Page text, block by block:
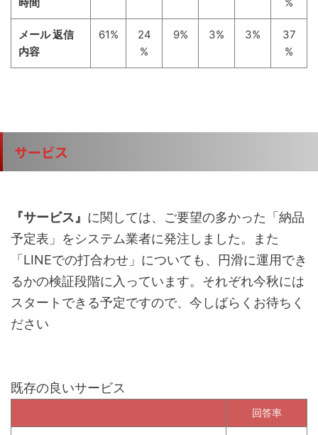
メール 返信
内容
61%
24
%
9% 3% 3%
37
%
サービス
『サービス』 に関しては、ご要望の多かった「納品
予定表」をシステム業者に発注しました。また
「LINEでの打合わせ」についても、円滑に運用でき
るかの検証段階に入っています。それぞれ今秋には
スタートできる予定ですので、今しばらくお待ちく
ださい
既存の良いサービス
回答率